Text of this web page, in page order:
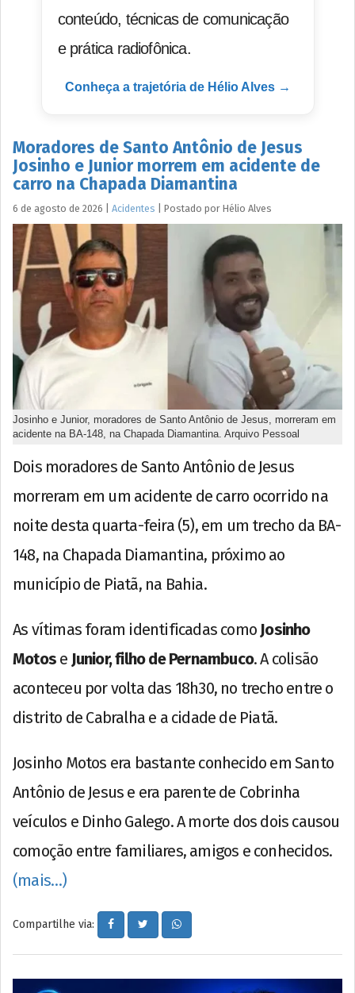
conteúdo, técnicas de comunicação
e prática radiofônica.
Conheça a trajetória de Hélio Alves →
Moradores de Santo Antônio de Jesus
Josinho e Junior morrem em acidente de
carro na Chapada Diamantina
6 de agosto de 2026 Acidentes Postado por Hélio Alves
Josinho e Junior, moradores de Santo Antônio de Jesus, morreram em
acidente na BA-148, na Chapada Diamantina. Arquivo Pessoal
Dois moradores de Santo Antônio de Jesus
morreram em um acidente de carro ocorrido na
noite desta quarta-feira (5), em um trecho da BA-
148, na Chapada Diamantina, próximo ao
município de Piatã, na Bahia.
As vítimas foram identificadas como Josinho
Motos e Junior, filho de Pernambuco. A colisão
aconteceu por volta das 18h30, no trecho entre o
distrito de Cabralha e a cidade de Piatã.
Josinho Motos era bastante conhecido em Santo
Antônio de Jesus e era parente de Cobrinha
veículos e Dinho Galego. A morte dos dois causou
comoção entre familiares, amigos e conhecidos.
(mais…)
Compartilhe via: